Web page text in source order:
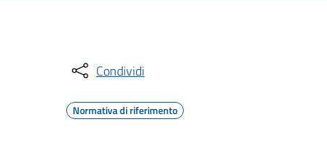
Condividi
Normativa di riferimento